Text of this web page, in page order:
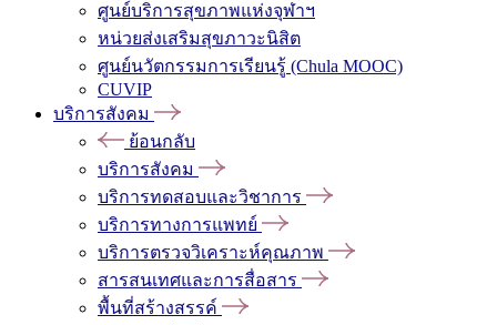
ศูนย์บริการสุขภาพแห่งจุฬาฯ
หน่วยส่งเสริมสุขภาวะนิสิต
ศูนย์นวัตกรรมการเรียนรู้ (Chula MOOC)
CUVIP
บริการสังคม
ย้อนกลับ
บริการสังคม
บริการทดสอบและวิชาการ
บริการทางการแพทย์
บริการตรวจวิเคราะห์คุณภาพ
สารสนเทศและการสื่อสาร
พื้นที่สร้างสรรค์